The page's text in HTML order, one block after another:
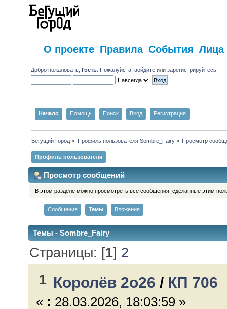
О проекте Правила События Лица
Добро пожаловать,Гость . Пожалуйста,войдите илизарегистрируйтесь
Начало Помощь Поиск Вход Регистрация
Бегущий Город » Профиль пользователя Sombre_Fairy» Просмотр
Профиль пользователя
Просмотр сообщений
В этом разделе можно просмотреть все сообщения, сделанные этим
Сообщения Темы Вложения
Темы - Sombre_Fairy
Страницы: [1] 2
1 Королёв 2о26 / КП 706
« : 28.03.2026, 18:03:59 »